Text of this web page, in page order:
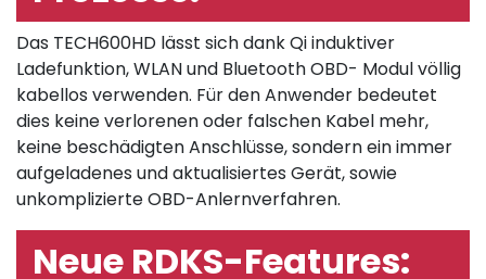
Das TECH600HD lässt sich dank Qi induktiver
Ladefunktion, WLAN und Bluetooth OBD- Modul völlig
kabellos verwenden. Für den Anwender bedeutet
dies keine verlorenen oder falschen Kabel mehr,
keine beschädigten Anschlüsse, sondern ein immer
aufgeladenes und aktualisiertes Gerät, sowie
unkomplizierte OBD-Anlernverfahren.
Neue RDKS-Features: